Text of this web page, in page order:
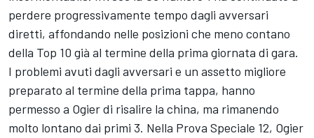
perdere progressivamente tempo dagli avversari
diretti, affondando nelle posizioni che meno contano
della Top 10 già al termine della prima giornata di gara.
I problemi avuti dagli avversari e un assetto migliore
preparato al termine della prima tappa, hanno
permesso a Ogier di risalire la china, ma rimanendo
molto lontano dai primi 3. Nella Prova Speciale 12, Ogier